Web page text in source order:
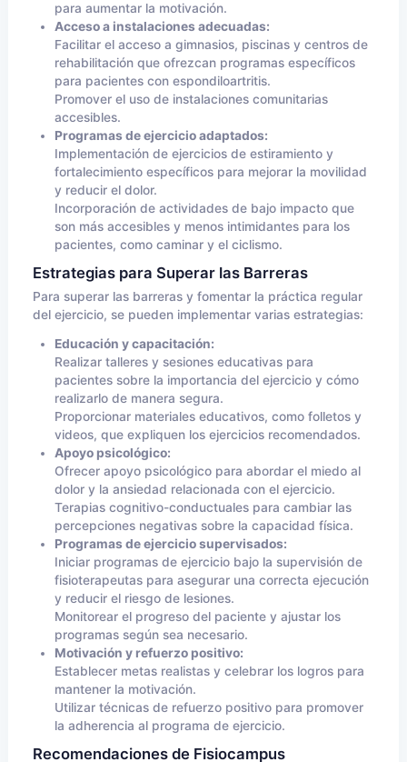
para aumentar la motivación.
Acceso a instalaciones adecuadas:
Facilitar el acceso a gimnasios, piscinas y centros de
rehabilitación que ofrezcan programas específicos
para pacientes con espondiloartritis.
Promover el uso de instalaciones comunitarias
accesibles.
Programas de ejercicio adaptados:
Implementación de ejercicios de estiramiento y
fortalecimiento específicos para mejorar la movilidad
y reducir el dolor.
Incorporación de actividades de bajo impacto que
son más accesibles y menos intimidantes para los
pacientes, como caminar y el ciclismo.
Estrategias para Superar las Barreras
Para superar las barreras y fomentar la práctica regular
del ejercicio, se pueden implementar varias estrategias:
Educación y capacitación:
Realizar talleres y sesiones educativas para
pacientes sobre la importancia del ejercicio y cómo
realizarlo de manera segura.
Proporcionar materiales educativos, como folletos y
videos, que expliquen los ejercicios recomendados.
Apoyo psicológico:
Ofrecer apoyo psicológico para abordar el miedo al
dolor y la ansiedad relacionada con el ejercicio.
Terapias cognitivo-conductuales para cambiar las
percepciones negativas sobre la capacidad física.
Programas de ejercicio supervisados:
Iniciar programas de ejercicio bajo la supervisión de
fisioterapeutas para asegurar una correcta ejecución
y reducir el riesgo de lesiones.
Monitorear el progreso del paciente y ajustar los
programas según sea necesario.
Motivación y refuerzo positivo:
Establecer metas realistas y celebrar los logros para
mantener la motivación.
Utilizar técnicas de refuerzo positivo para promover
la adherencia al programa de ejercicio.
Recomendaciones de Fisiocampus